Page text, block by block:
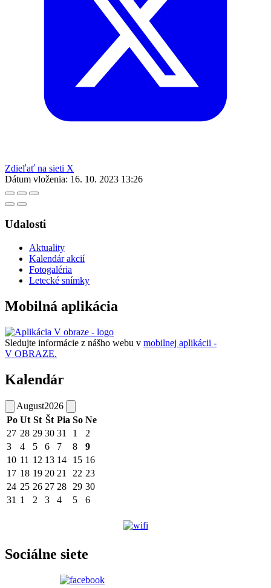
Zdieľať na sieti X
Dátum vloženia: 16. 10. 2023 13:26
Udalosti
Aktuality
Kalendár akcií
Fotogaléria
Letecké snímky
Mobilná aplikácia
Sledujte informácie z nášho webu v mobilnej aplikácii -
V OBRAZE.
Kalendár
August2026
Po Ut St Št Pia So Ne
27 28 29 30 31 1
2
3
4 5 6 7 8
9
10 11 12 13 14 15 16
17 18 19 20 21 22 23
24 25 26 27 28 29 30
31 1 2 3 4 5 6
Sociálne siete